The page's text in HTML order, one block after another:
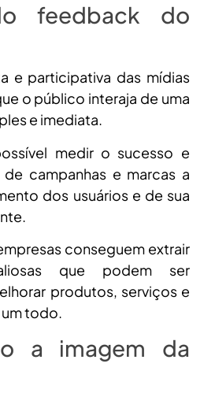
feedback do
e participativa das mídias
o público interaja de uma
e imediata.
medir o sucesso e
campanhas e marcas a
dos usuários e de sua
conseguem extrair
que podem ser
produtos, serviços e
todo.
a imagem da